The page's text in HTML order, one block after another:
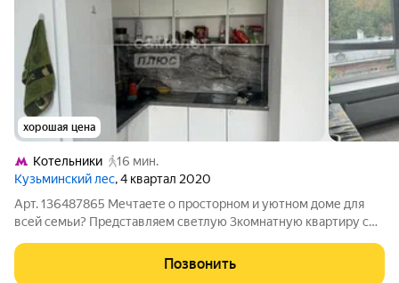
хорошая цена
Котельники
16 мин.
Кузьминский лес, 4 квартал 2020
Арт. 136487865 Мечтаете о просторном и уютном доме для
всей семьи? Представляем светлую 3комнатную квартиру с
Почему это ваш вариант?Изолированные комнаты у каждого
члена семьи будет своё личное
Позвонить